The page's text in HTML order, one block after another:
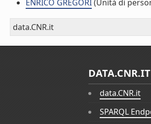
ENRICO GREGORI(Unità di
data.CNR.it
DATA.CNR.IT
data.CNR.it
SPARQL